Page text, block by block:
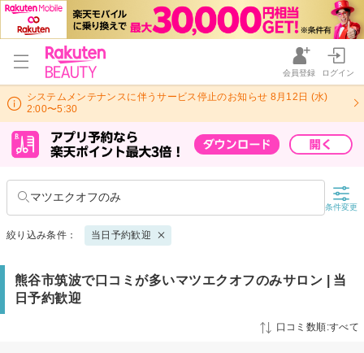
会員登録 ログイン
システムメンテナンスに伴うサービス停止のお知らせ 8月12日 (水)
2:00〜5:30
マツエクオフのみ
条件変更
絞り込み条件： 当日予約歓迎
熊谷市筑波で口コミが多いマツエクオフのみサロン | 当
日予約歓迎
口コミ数順:すべて